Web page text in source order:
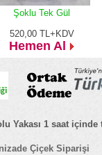
Şoklu Tek Gül
520,00 TL+KDV
Hemen Al
Yakası 1 saat içinde
Çiçek Siparişi